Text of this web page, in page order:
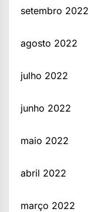
setembro 2022
agosto 2022
julho 2022
junho 2022
maio 2022
abril 2022
março 2022